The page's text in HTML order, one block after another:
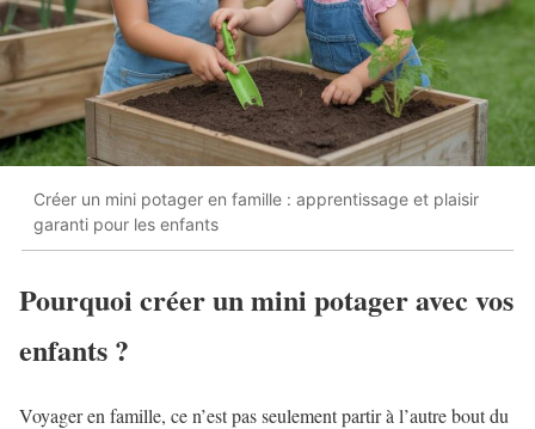
Créer un mini potager en famille : apprentissage et plaisir
garanti pour les enfants
Pourquoi créer un mini potager avec vos
enfants ?
Voyager en famille, ce n’est pas seulement partir à l’autre bout du